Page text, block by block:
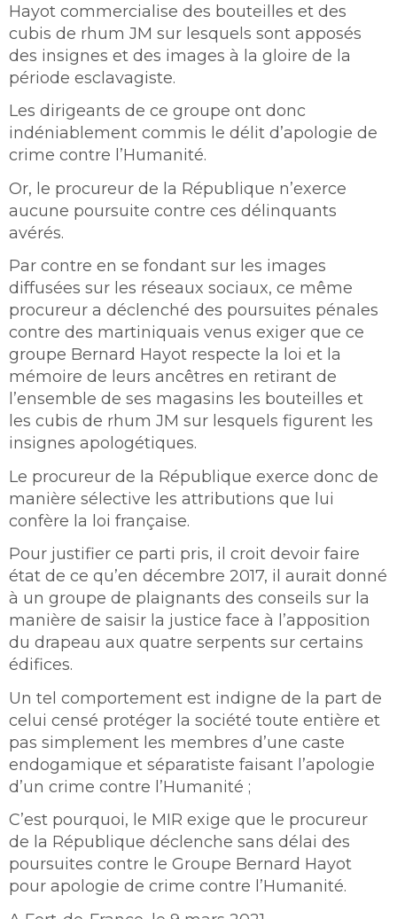
Hayot commercialise des bouteilles et des
cubis de rhum JM sur lesquels sont apposés
des insignes et des images à la gloire de la
période esclavagiste.
Les dirigeants de ce groupe ont donc
indéniablement commis le délit d’apologie de
crime contre l’Humanité.
Or, le procureur de la République n’exerce
aucune poursuite contre ces délinquants
avérés.
Par contre en se fondant sur les images
diffusées sur les réseaux sociaux, ce même
procureur a déclenché des poursuites pénales
contre des martiniquais venus exiger que ce
groupe Bernard Hayot respecte la loi et la
mémoire de leurs ancêtres en retirant de
l’ensemble de ses magasins les bouteilles et
les cubis de rhum JM sur lesquels figurent les
insignes apologétiques.
Le procureur de la République exerce donc de
manière sélective les attributions que lui
confère la loi française.
Pour justifier ce parti pris, il croit devoir faire
état de ce qu’en décembre 2017, il aurait donné
à un groupe de plaignants des conseils sur la
manière de saisir la justice face à l’apposition
du drapeau aux quatre serpents sur certains
édifices.
Un tel comportement est indigne de la part de
celui censé protéger la société toute entière et
pas simplement les membres d’une caste
endogamique et séparatiste faisant l’apologie
d’un crime contre l’Humanité ;
C’est pourquoi, le MIR exige que le procureur
de la République déclenche sans délai des
poursuites contre le Groupe Bernard Hayot
pour apologie de crime contre l’Humanité.